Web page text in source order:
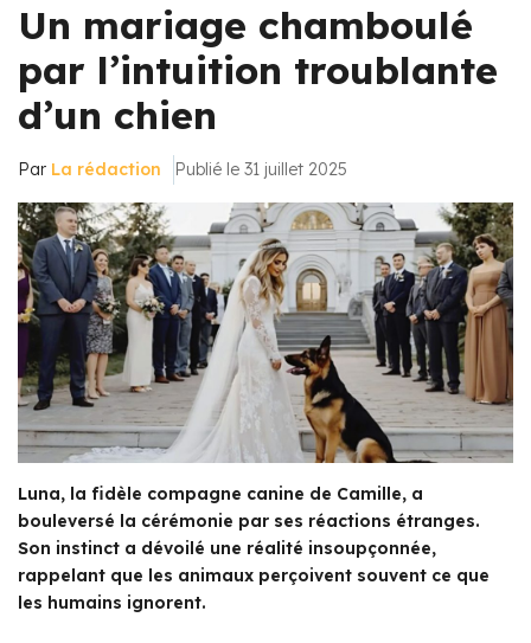
Un mariage chamboulé
par l’intuition troublante
d’un chien
Par La rédaction Publié le 31 juillet 2025
Luna, la fidèle compagne canine de Camille, a
bouleversé la cérémonie par ses réactions étranges.
Son instinct a dévoilé une réalité insoupçonnée,
rappelant que les animaux perçoivent souvent ce que
les humains ignorent.